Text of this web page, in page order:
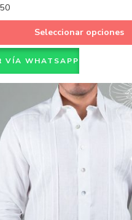
Seleccionar opciones
VÍA WHATSAPP